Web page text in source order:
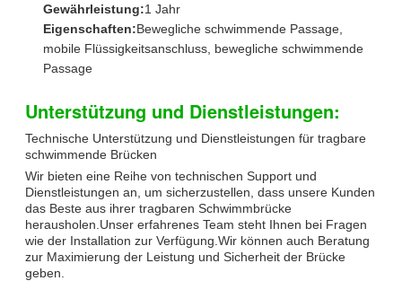
Gewährleistung:1 Jahr
Eigenschaften:Bewegliche schwimmende Passage,
mobile Flüssigkeitsanschluss, bewegliche schwimmende
Passage
Unterstützung und Dienstleistungen:
Technische Unterstützung und Dienstleistungen für tragbare
schwimmende Brücken
Wir bieten eine Reihe von technischen Support und
Dienstleistungen an, um sicherzustellen, dass unsere Kunden
das Beste aus ihrer tragbaren Schwimmbrücke
herausholen.Unser erfahrenes Team steht Ihnen bei Fragen
wie der Installation zur Verfügung.Wir können auch Beratung
zur Maximierung der Leistung und Sicherheit der Brücke
geben.